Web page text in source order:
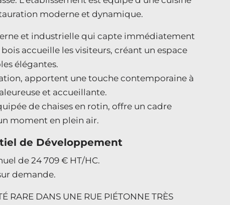
moderne et dynamique.
et industrielle qui capte immédiatement
accueille les visiteurs, créant un espace
élégantes.
apportent une touche contemporaine à
et accueillante.
de chaises en rotin, offre un cadre
moment en plein air.
de Développement
de 24 709 € HT/HC.
demande.
RARE DANS UNE RUE PIÉTONNE TRÈS